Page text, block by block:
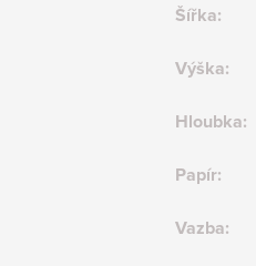
Šířka:
Výška:
Hloubka:
Papír:
Vazba: